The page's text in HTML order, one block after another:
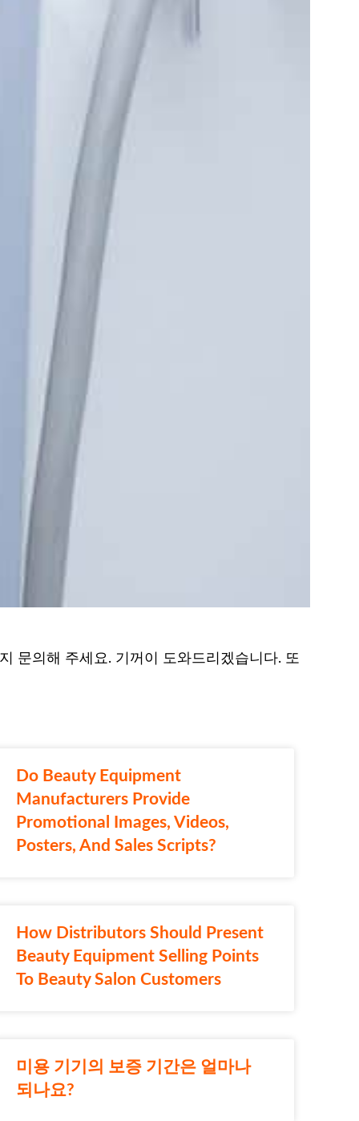
문의해 주세요. 기꺼이 도와드리겠습니다. 또
Do Beauty Equipment
Manufacturers Provide
Promotional Images, Videos,
Posters, And Sales Scripts?
How Distributors Should Present
Beauty Equipment Selling Points
To Beauty Salon Customers
미용 기기의 보증 기간은 얼마나
되나요?